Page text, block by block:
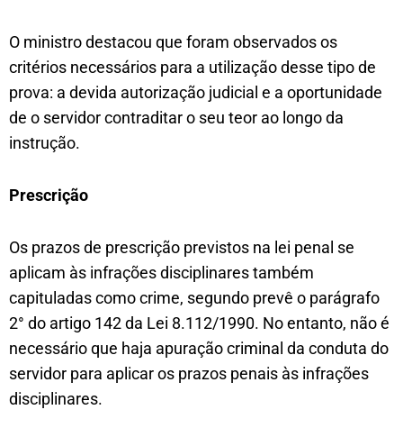
O ministro destacou que foram observados os
critérios necessários para a utilização desse tipo de
prova: a devida autorização judicial e a oportunidade
de o servidor contraditar o seu teor ao longo da
instrução.
Presc​rição
Os prazos de prescrição previstos na lei penal se
aplicam às infrações disciplinares também
capituladas como crime, segundo prevê o parágrafo
2° do artigo 142 da Lei 8.112/1990. No entanto, não é
necessário que haja apuração criminal da conduta do
servidor para aplicar os prazos penais às infrações
disciplinares.